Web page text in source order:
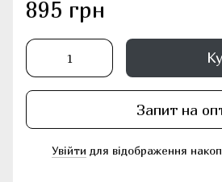
895 грн
Запит на
Увійти для відображення